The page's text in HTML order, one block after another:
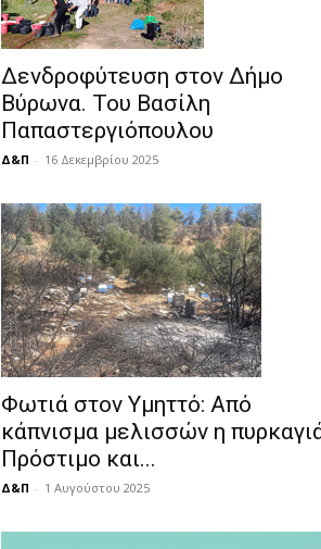
Δενδροφύτευση στον Δήμο
Βύρωνα. Του Βασίλη
Παπαστεργιόπουλου
Δ&Π - 16 Δεκεμβρίου 2025
Φωτιά στον Υμηττό: Από
κάπνισμα μελισσών η
Πρόστιμο και...
Δ&Π - 1 Αυγούστου 2025